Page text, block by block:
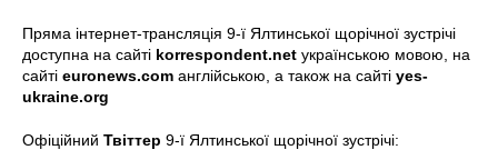
Пряма інтернет-трансляція 9-ї Ялтинської щорічної зустрічі
доступна на сайті korrespondent.net українською мовою, на
сайті euronews.com англійською, а також на сайті yes-
ukraine.org
Офіційний Твіттер 9-ї Ялтинської щорічної зустрічі: